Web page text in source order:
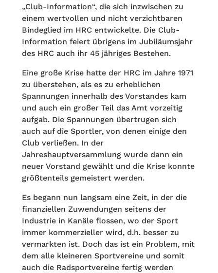
„Club-Information“, die sich inzwischen zu
einem wertvollen und nicht verzichtbaren
Bindeglied im HRC entwickelte. Die Club-
Information feiert übrigens im Jubiläumsjahr
des HRC auch ihr 45 jähriges Bestehen.
Eine große Krise hatte der HRC im Jahre 1971
zu überstehen, als es zu erheblichen
Spannungen innerhalb des Vorstandes kam
und auch ein großer Teil das Amt vorzeitig
aufgab. Die Spannungen übertrugen sich
auch auf die Sportler, von denen einige den
Club verließen. In der
Jahreshauptversammlung wurde dann ein
neuer Vorstand gewählt und die Krise konnte
größtenteils gemeistert werden.
Es begann nun langsam eine Zeit, in der die
finanziellen Zuwendungen seitens der
Industrie in Kanäle flossen, wo der Sport
immer kommerzieller wird, d.h. besser zu
vermarkten ist. Doch das ist ein Problem, mit
dem alle kleineren Sportvereine und somit
auch die Radsportvereine fertig werden